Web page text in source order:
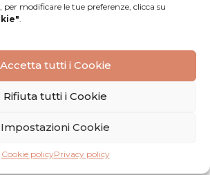
modificare le tue preferenze, clicca su
Accetta tutti i Cookie
Rifiuta tutti i Cookie
Impostazioni Cookie
Cookie policyPrivacy policy
Bosco
AGGIUNGI AL